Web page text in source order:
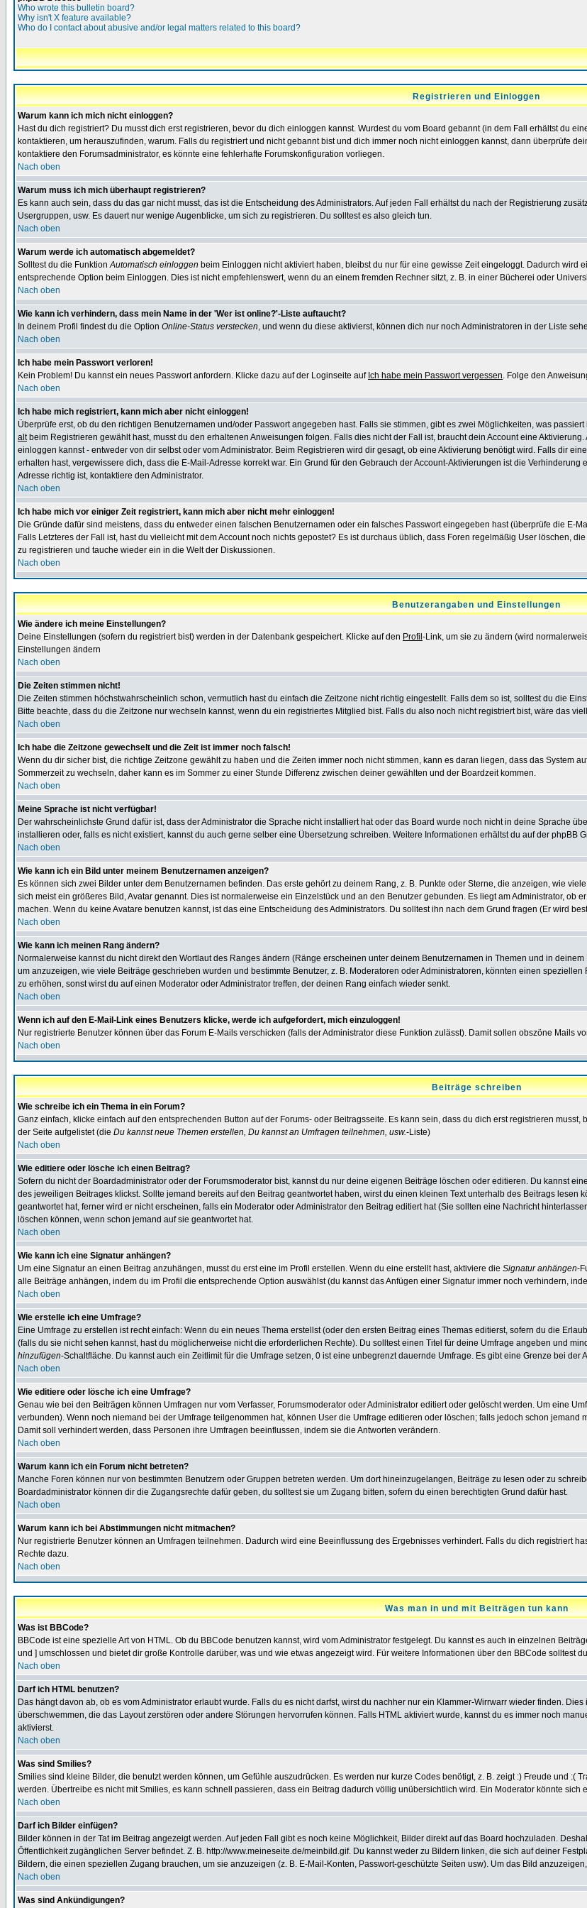
Who wrote this bulletin board?
Why isn't X feature available?
Who do I contact about abusive and/or legal matters related to this board?
Registrieren und Einloggen
Warum kann ich mich nicht einloggen?
Hast du dich registriert? Du musst dich erst registrieren, bevor du dich einloggen kannst. Wurdest du vom Board gebannt (in dem Fall erhältst du
kontaktieren, um herauszufinden, warum. Falls du registriert und nicht gebannt bist und dich immer noch nicht einloggen kannst, dann überprüfe
kontaktiere den Forumsadministrator, es könnte eine fehlerhafte Forumskonfiguration vorliegen.
Nach oben
Warum muss ich mich überhaupt registrieren?
Es kann auch sein, dass du das gar nicht musst, das ist die Entscheidung des Administrators. Auf jeden Fall erhältst du nach der Registrierung
Usergruppen, usw. Es dauert nur wenige Augenblicke, um sich zu registrieren. Du solltest es also gleich tun.
Nach oben
Warum werde ich automatisch abgemeldet?
Solltest du die FunktionAutomatisch einloggen beim Einloggen nicht aktiviert haben, bleibst du nur für eine gewisse Zeit eingeloggt. Dadurch
entsprechende Option beim Einloggen. Dies ist nicht empfehlenswert, wenn du an einem fremden Rechner sitzt, z. B. in einer Bücherei oder
Nach oben
Wie kann ich verhindern, dass mein Name in der 'Wer ist online?'-Liste auftaucht?
In deinem Profil findest du die Option Online-Status verstecken, und wenn du diese aktivierst, können dich nur noch Administratoren in der Liste
Nach oben
Ich habe mein Passwort verloren!
Kein Problem! Du kannst ein neues Passwort anfordern. Klicke dazu auf der Loginseite auf Ich habe mein Passwort vergessen. Folge den
Nach oben
Ich habe mich registriert, kann mich aber nicht einloggen!
Überprüfe erst, ob du den richtigen Benutzernamen und/oder Passwort angegeben hast. Falls sie stimmen, gibt es zwei Möglichkeiten, was
altbeim Registrieren gewählt hast, musst du den erhaltenen Anweisungen folgen. Falls dies nicht der Fall ist, braucht dein Account eine
einloggen kannst - entweder von dir selbst oder vom Administrator. Beim Registrieren wird dir gesagt, ob eine Aktivierung benötigt wird. Falls dir
erhalten hast, vergewissere dich, dass die E-Mail-Adresse korrekt war. Ein Grund für den Gebrauch der Account-Aktivierungen ist die
Adresse richtig ist, kontaktiere den Administrator.
Nach oben
Ich habe mich vor einiger Zeit registriert, kann mich aber nicht mehr einloggen!
Die Gründe dafür sind meistens, dass du entweder einen falschen Benutzernamen oder ein falsches Passwort eingegeben hast (überprüfe die E-
Falls Letzteres der Fall ist, hast du vielleicht mit dem Account noch nichts gepostet? Es ist durchaus üblich, dass Foren regelmäßig User löschen,
zu registrieren und tauche wieder ein in die Welt der Diskussionen.
Nach oben
Benutzerangaben und Einstellungen
Wie ändere ich meine Einstellungen?
Deine Einstellungen (sofern du registriert bist) werden in der Datenbank gespeichert. Klicke auf den Profil -Link, um sie zu ändern (wird
Einstellungen ändern
Nach oben
Die Zeiten stimmen nicht!
Die Zeiten stimmen höchstwahrscheinlich schon, vermutlich hast du einfach die Zeitzone nicht richtig eingestellt. Falls dem so ist, solltest du die
Bitte beachte, dass du die Zeitzone nur wechseln kannst, wenn du ein registriertes Mitglied bist. Falls du also noch nicht registriert bist, wäre das
Nach oben
Ich habe die Zeitzone gewechselt und die Zeit ist immer noch falsch!
Wenn du dir sicher bist, die richtige Zeitzone gewählt zu haben und die Zeiten immer noch nicht stimmen, kann es daran liegen, dass das System
Sommerzeit zu wechseln, daher kann es im Sommer zu einer Stunde Differenz zwischen deiner gewählten und der Boardzeit kommen.
Nach oben
Meine Sprache ist nicht verfügbar!
Der wahrscheinlichste Grund dafür ist, dass der Administrator die Sprache nicht installiert hat oder das Board wurde noch nicht in deine Sprache
installieren oder, falls es nicht existiert, kannst du auch gerne selber eine Übersetzung schreiben. Weitere Informationen erhältst du auf der phpBB
Nach oben
Wie kann ich ein Bild unter meinem Benutzernamen anzeigen?
Es können sich zwei Bilder unter dem Benutzernamen befinden. Das erste gehört zu deinem Rang, z. B. Punkte oder Sterne, die anzeigen, wie
sich meist ein größeres Bild, Avatar genannt. Dies ist normalerweise ein Einzelstück und an den Benutzer gebunden. Es liegt am Administrator, ob
machen. Wenn du keine Avatare benutzen kannst, ist das eine Entscheidung des Administrators. Du solltest ihn nach dem Grund fragen (Er wird
Nach oben
Wie kann ich meinen Rang ändern?
Normalerweise kannst du nicht direkt den Wortlaut des Ranges ändern (Ränge erscheinen unter deinem Benutzernamen in Themen und in
um anzuzeigen, wie viele Beiträge geschrieben wurden und bestimmte Benutzer, z. B. Moderatoren oder Administratoren, könnten einen
zu erhöhen, sonst wirst du auf einen Moderator oder Administrator treffen, der deinen Rang einfach wieder senkt.
Nach oben
Wenn ich auf den E-Mail-Link eines Benutzers klicke, werde ich aufgefordert, mich einzuloggen!
Nur registrierte Benutzer können über das Forum E-Mails verschicken (falls der Administrator diese Funktion zulässt). Damit sollen obszöne Mails
Nach oben
Beiträge schreiben
Wie schreibe ich ein Thema in ein Forum?
Ganz einfach, klicke einfach auf den entsprechenden Button auf der Forums- oder Beitragsseite. Es kann sein, dass du dich erst registrieren
der Seite aufgelistet (die Du kannst neue Themen erstellen, Du kannst an Umfragen teilnehmen, usw.-Liste)
Nach oben
Wie editiere oder lösche ich einen Beitrag?
Sofern du nicht der Boardadministrator oder der Forumsmoderator bist, kannst du nur deine eigenen Beiträge löschen oder editieren. Du kannst
des jeweiligen Beitrages klickst. Sollte jemand bereits auf den Beitrag geantwortet haben, wirst du einen kleinen Text unterhalb des Beitrags lesen
geantwortet hat, ferner wird er nicht erscheinen, falls ein Moderator oder Administrator den Beitrag editiert hat (Sie sollten eine Nachricht
löschen können, wenn schon jemand auf sie geantwortet hat.
Nach oben
Wie kann ich eine Signatur anhängen?
Um eine Signatur an einen Beitrag anzuhängen, musst du erst eine im Profil erstellen. Wenn du eine erstellt hast, aktiviere die Signatur anhängen-
alle Beiträge anhängen, indem du im Profil die entsprechende Option auswählst (du kannst das Anfügen einer Signatur immer noch verhindern,
Nach oben
Wie erstelle ich eine Umfrage?
Eine Umfrage zu erstellen ist recht einfach: Wenn du ein neues Thema erstellst (oder den ersten Beitrag eines Themas editierst, sofern du die
(falls du sie nicht sehen kannst, hast du möglicherweise nicht die erforderlichen Rechte). Du solltest einen Titel für deine Umfrage angeben und
hinzufügen-Schaltfläche. Du kannst auch ein Zeitlimit für die Umfrage setzen, 0 ist eine unbegrenzt dauernde Umfrage. Es gibt eine Grenze bei der
Nach oben
Wie editiere oder lösche ich eine Umfrage?
Genau wie bei den Beiträgen können Umfragen nur vom Verfasser, Forumsmoderator oder Administrator editiert oder gelöscht werden. Um eine
verbunden). Wenn noch niemand bei der Umfrage teilgenommen hat, können User die Umfrage editieren oder löschen; falls jedoch schon
Damit soll verhindert werden, dass Personen ihre Umfragen beeinflussen, indem sie die Antworten verändern.
Nach oben
Warum kann ich ein Forum nicht betreten?
Manche Foren können nur von bestimmten Benutzern oder Gruppen betreten werden. Um dort hineinzugelangen, Beiträge zu lesen oder zu
Boardadministrator können dir die Zugangsrechte dafür geben, du solltest sie um Zugang bitten, sofern du einen berechtigten Grund dafür hast.
Nach oben
Warum kann ich bei Abstimmungen nicht mitmachen?
Nur registrierte Benutzer können an Umfragen teilnehmen. Dadurch wird eine Beeinflussung des Ergebnisses verhindert. Falls du dich registriert
Rechte dazu.
Nach oben
Was man in und mit Beiträgen tun kann
Was ist BBCode?
BBCode ist eine spezielle Art von HTML. Ob du BBCode benutzen kannst, wird vom Administrator festgelegt. Du kannst es auch in einzelnen
und ] umschlossen und bietet dir große Kontrolle darüber, was und wie etwas angezeigt wird. Für weitere Informationen über den BBCode solltest
Nach oben
Darf ich HTML benutzen?
Das hängt davon ab, ob es vom Administrator erlaubt wurde. Falls du es nicht darfst, wirst du nachher nur ein Klammer-Wirrwarr wieder finden. Dies
überschwemmen, die das Layout zerstören oder andere Störungen hervorrufen können. Falls HTML aktiviert wurde, kannst du es immer noch
aktivierst.
Nach oben
Was sind Smilies?
Smilies sind kleine Bilder, die benutzt werden können, um Gefühle auszudrücken. Es werden nur kurze Codes benötigt, z. B. zeigt :) Freude und :(
werden. Übertreibe es nicht mit Smilies, es kann schnell passieren, dass ein Beitrag dadurch völlig unübersichtlich wird. Ein Moderator könnte
Nach oben
Darf ich Bilder einfügen?
Bilder können in der Tat im Beitrag angezeigt werden. Auf jeden Fall gibt es noch keine Möglichkeit, Bilder direkt auf das Board hochzuladen.
Öffentlichkeit zugänglichen Server befindet. Z. B. http://www.meineseite.de/meinbild.gif. Du kannst weder zu Bildern linken, die sich auf deiner
Bildern, die einen speziellen Zugang brauchen, um sie anzuzeigen (z. B. E-Mail-Konten, Passwort-geschützte Seiten usw). Um das Bild
Nach oben
Was sind Ankündigungen?